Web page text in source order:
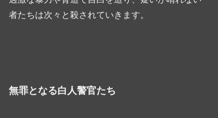
者たちは次々と殺されていきます。
無罪となる白人警官たち